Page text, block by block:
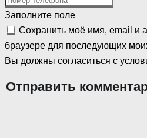
Заполните поле
Сохранить моё имя, email и
браузере для последующих
Вы должны согласиться с
Отправить